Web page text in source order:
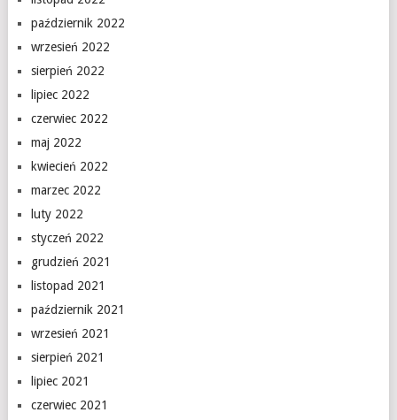
październik 2022
wrzesień 2022
sierpień 2022
lipiec 2022
czerwiec 2022
maj 2022
kwiecień 2022
marzec 2022
luty 2022
styczeń 2022
grudzień 2021
listopad 2021
październik 2021
wrzesień 2021
sierpień 2021
lipiec 2021
czerwiec 2021